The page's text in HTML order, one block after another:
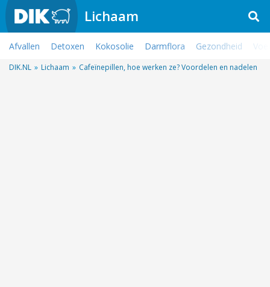
Lichaam
Afvallen Detoxen Kokosolie Darmflora Gezondheid
DIK.NL » Lichaam » Cafeïnepillen, hoe werken ze? Voordelen en nadelen